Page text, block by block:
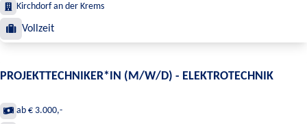
Kirchdorf an der Krems
Vollzeit
PROJEKTTECHNIKER*IN (M/W/D) - ELEKTROTECHNIK
ab € 3.000,-